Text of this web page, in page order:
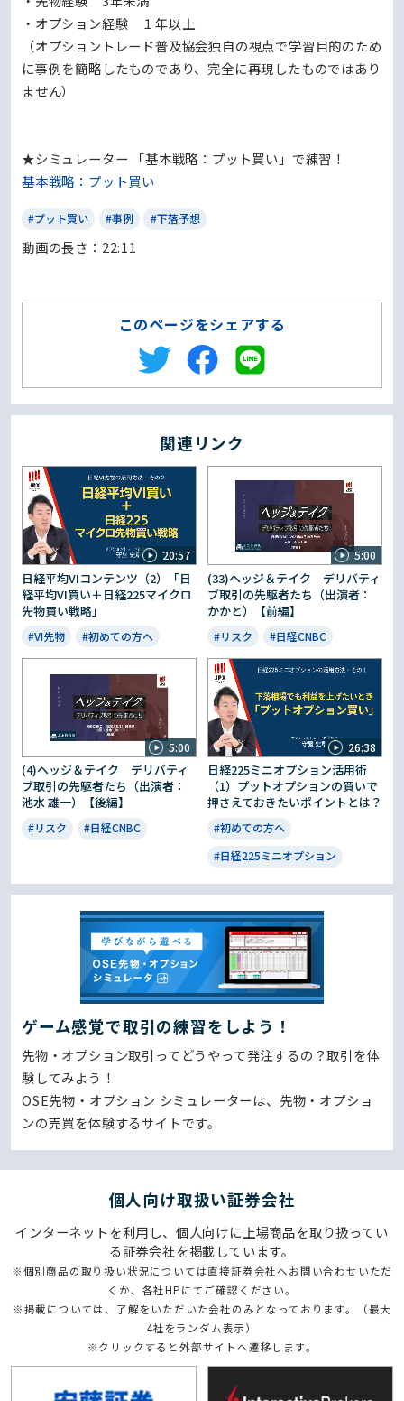
・オプション経験 １年以上
（オプショントレード普及協会独自の視点で学習目的のため
に事例を簡略したものであり、完全に再現したものではあり
ません）
★シミュレーター 「基本戦略：プット買い」で練習！
基本戦略：プット買い
#プット買い #事例 #下落予想
動画の⻑さ：22:11
このページをシェアする
関連リンク
20:57
日経平均VIコンテンツ（2）「日
経平均VI買い＋日経225マイクロ
先物買い戦略」
#VI先物 #初めての方へ
5:00
(33)ヘッジ＆テイク デリバティ
ブ取引の先駆者たち（出演者：
かかと）【前編】
#リスク #日経CNBC
5:00
(4)ヘッジ＆テイク デリバティ
ブ取引の先駆者たち（出演者：
池水 雄一）【後編】
#リスク #日経CNBC
26:38
日経225ミニオプション活用術
（1）プットオプションの買いで
押さえておきたいポイントとは？
#初めての方へ
#日経225ミニオプション
ゲーム感覚で取引の練習をしよう！
先物・オプション取引ってどうやって発注するの？取引を体
験してみよう！
OSE先物・オプション シミュレーターは、先物・オプショ
ンの売買を体験するサイトです。
個⼈向け取扱い証券会社
インターネットを利用し、個人向けに上場商品を取り扱ってい
る証券会社を掲載しています。
※個別商品の取り扱い状況については直接証券会社へお問い合わせいただ
くか、各社HPにてご確認ください。
※掲載については、了解をいただいた会社のみとなっております。（最大
4社をランダム表示）
※クリックすると外部サイトへ遷移します。